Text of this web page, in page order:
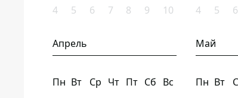
4 5 6 7 8 9 10 4 5 6
Апрель
Пн Вт Ср Чт Пт Сб Вс
Май
Пн Вт